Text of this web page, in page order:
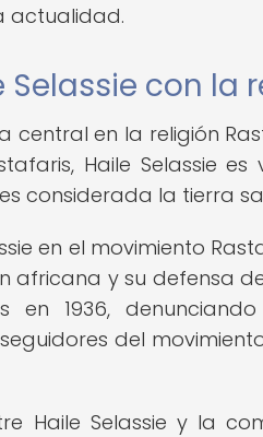
actualidad.
Selassie con la
central en la religión
Haile Selassie
considerada la tierra
en el movimiento
africana y su defensa
en 1936,
del
Haile Selassie y la